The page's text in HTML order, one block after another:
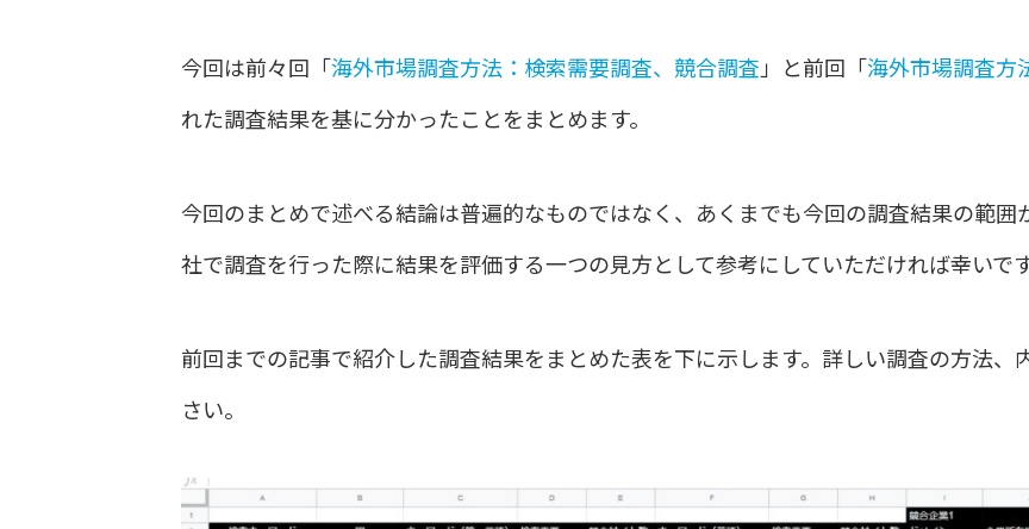
今回は前々回「海外市場調査方法：検索需要調査、競合調査 」と前回「海外市場調査方
れた調査結果を基に分かったことをまとめます。
今回のまとめで述べる結論は普遍的なものではなく、あくまでも今回の調査結果の範囲
社で調査を行った際に結果を評価する一つの見方として参考にしていただければ幸いです
前回までの記事で紹介した調査結果をまとめた表を下に示します。詳しい調査の方法、
さい。